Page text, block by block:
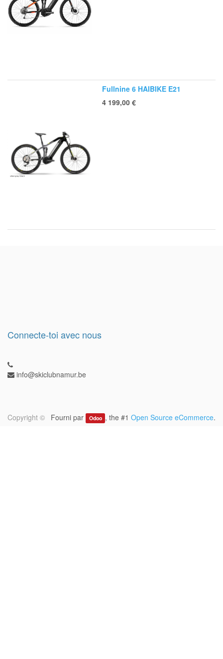
Fullnine 6 HAIBIKE E21
4 199,00 €
Connecte-toi avec nous
info@skiclubnamur.be
Fourni par Odoo , the #1 Open Source eCommerce.
Copyright ©